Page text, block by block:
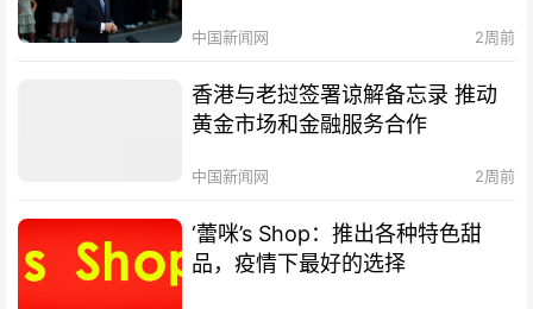
中国新闻网 2周前
香港与老挝签署谅解备忘录 推动
黄金市场和金融服务合作
中国新闻网 2周前
‘蕾咪’s Shop：推出各种特色甜
品，疫情下最好的选择